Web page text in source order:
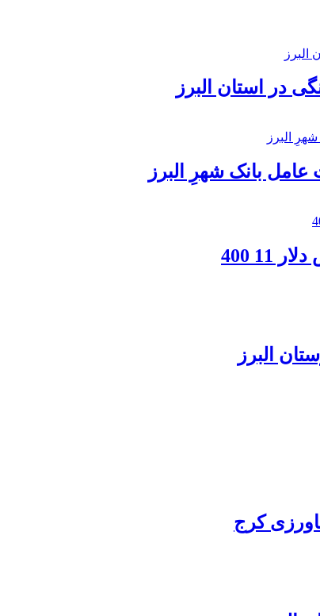
در استان البرز
بانک شهرِ البرز
400
البرز
کرج